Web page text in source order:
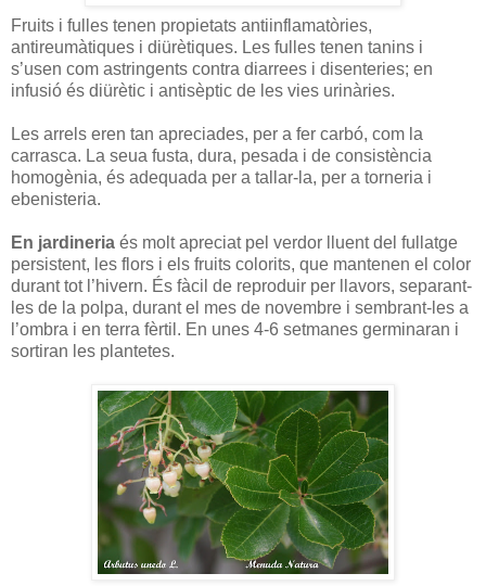
Fruits i fulles tenen propietats antiinflamatòries,
antireumàtiques i diürètiques. Les fulles tenen tanins i
s’usen com astringents contra diarrees i disenteries; en
infusió és diürètic i antisèptic de les vies urinàries.
Les arrels eren tan apreciades, per a fer carbó, com la
carrasca. La seua fusta, dura, pesada i de consistència
homogènia, és adequada per a tallar-la, per a torneria i
ebenisteria.
En jardineria és molt apreciat pel verdor lluent del fullatge
persistent, les flors i els fruits colorits, que mantenen el color
durant tot l’hivern. És fàcil de reproduir per llavors, separant-
les de la polpa, durant el mes de novembre i sembrant-les a
l’ombra i en terra fèrtil. En unes 4-6 setmanes germinaran i
sortiran les plantetes.